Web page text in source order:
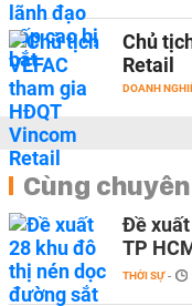
Chủ
Retail
DOANH
Cùng
Đề
TP
THỜI SỰ -